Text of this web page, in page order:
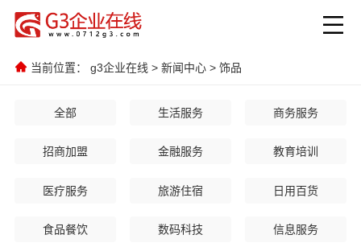
当前位置： g3企业在线 > 新闻中心 > 饰品
全部 生活服务 商务服务
招商加盟 金融服务 教育培训
医疗服务 旅游住宿 日用百货
食品餐饮 数码科技 信息服务